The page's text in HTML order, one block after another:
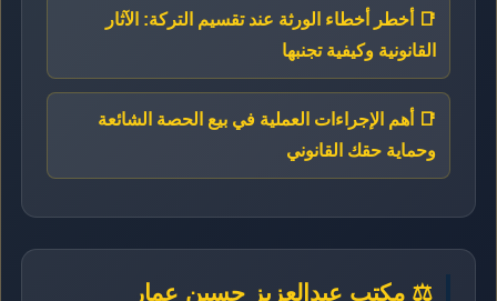
📑 أخطر أخطاء الورثة عند تقسيم التركة: الآثار
القانونية وكيفية تجنبها
📑 أهم الإجراءات العملية في بيع الحصة الشائعة
وحماية حقك القانوني
⚖️ مكتب عبدالعزيز حسين عمار